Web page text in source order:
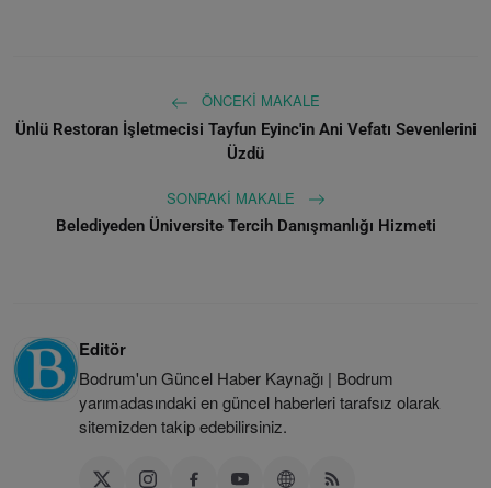
ÖNCEKI MAKALE
Ünlü Restoran İşletmecisi Tayfun Eyinc'in Ani Vefatı Sevenlerini
Üzdü
SONRAKI MAKALE
Belediyeden Üniversite Tercih Danışmanlığı Hizmeti
Editör
Bodrum'un Güncel Haber Kaynağı | Bodrum
yarımadasındaki en güncel haberleri tarafsız olarak
sitemizden takip edebilirsiniz.